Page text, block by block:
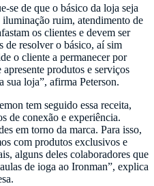
se de que o básico da loja seja
ruim, atendimento de
os clientes e devem ser
de resolver o básico, aí sim
o cliente a permanecer por
produtos e serviços
sua loja”, afirma Peterson.
tem seguido essa receita,
de conexão e experiência.
em torno da marca. Para isso,
com produtos exclusivos e
alguns deles colaboradores que
de ioga ao Ironman”, explica